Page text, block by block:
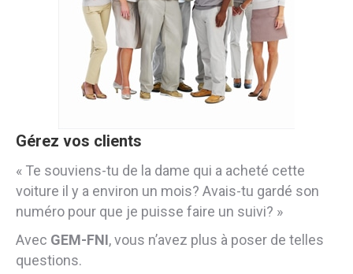
Gérez vos clients
« Te souviens-tu de la dame qui a acheté cette
voiture il y a environ un mois? Avais-tu gardé son
numéro pour que je puisse faire un suivi? »
Avec GEM-FNI, vous n’avez plus à poser de telles
questions.